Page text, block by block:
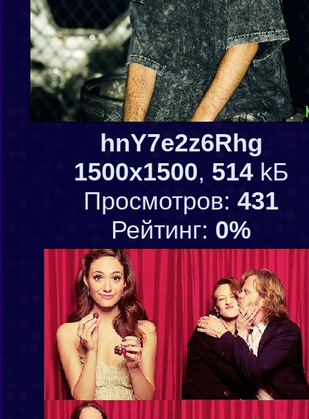
hnY7e2z6Rhg
1500x1500, 514 kБ
Просмотров:431
Рейтинг: 0%